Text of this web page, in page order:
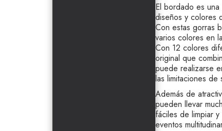
El bordado es
diseños y colores
Con estas gorras
varios colores en
Con 12 colores
original que
puede realizarse
las limitaciones de
Además de
pueden llevar
fáciles de limpiar
eventos